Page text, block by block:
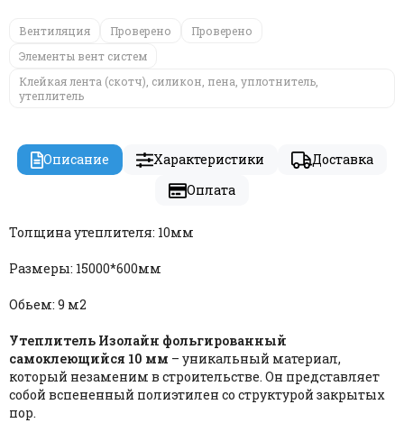
Вентиляция Проверено
Проверено
Элементы вент систем
Клейкая лента (скотч), силикон, пена, уплотнитель,
утеплитель
Описание Характеристики
Доставка
Оплата
Толщина утеплителя: 10мм
Размеры: 15000*600мм
Обьем: 9 м2
Утеплитель Изолайн фольгированный
самоклеющийся 10 мм – уникальный материал,
который незаменим в строительстве. Он представляет
собой вспененный полиэтилен со структурой закрытых
пор.